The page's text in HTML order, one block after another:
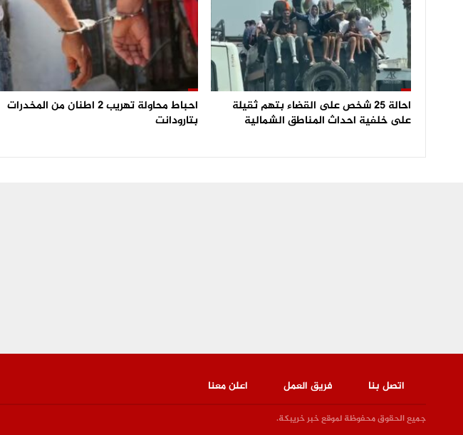
احالة 25 شخص على القضاء بتهم ثقيلة
على خلفية احداث المناطق الشمالية
احباط محاولة تهريب 2 اطنان من المخدرات
بتارودانت
اتصل بنا فريق العمل اعلن معنا
جميع الحقوق محفوظة لموقع خبر خريبكة.